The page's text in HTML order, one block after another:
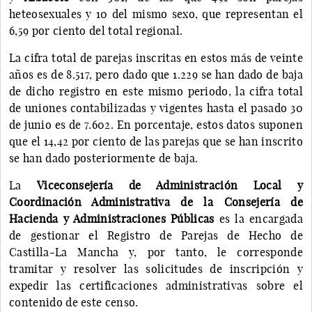
heteosexuales y 10 del mismo sexo, que representan el
6,59 por ciento del total regional.
La cifra total de parejas inscritas en estos más de veinte
años es de 8.517, pero dado que 1.229 se han dado de baja
de dicho registro en este mismo periodo, la cifra total
de uniones contabilizadas y vigentes hasta el pasado 30
de junio es de 7.602. En porcentaje, estos datos suponen
que el 14,42 por ciento de las parejas que se han inscrito
se han dado posteriormente de baja.
LaViceconsejería de Administración Local y
Coordinación Administrativa de la Consejería de
Hacienda y Administraciones Públicas es la encargada
de gestionar el Registro de Parejas de Hecho de
Castilla-La Mancha y, por tanto, le corresponde
tramitar y resolver las solicitudes de inscripción y
expedir las certificaciones administrativas sobre el
contenido de este censo.